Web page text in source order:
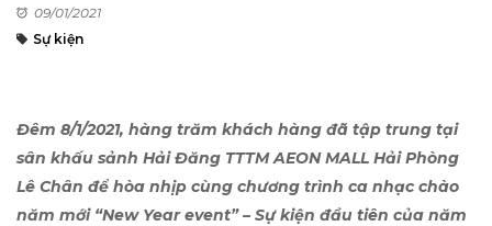
09/01/2021
Sự kiện
Đêm 8/1/2021, hàng trăm khách hàng đã tập trung tại
sân khấu sảnh Hải Đăng TTTM AEON MALL Hải Phòng
Lê Chân để hòa nhịp cùng chương trình ca nhạc chào
năm mới “New Year event” – Sự kiện đầu tiên của năm